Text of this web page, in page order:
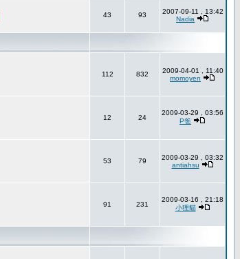
43 93
2007-09-11 , 13:42
Nadia
112 832
2009-04-01 , 11:40
momoyen
12 24
2009-03-29 , 03:56
P爸
53 79
2009-03-29 , 03:32
antiahsu
91 231
2009-03-16 , 21:18
小狸貓